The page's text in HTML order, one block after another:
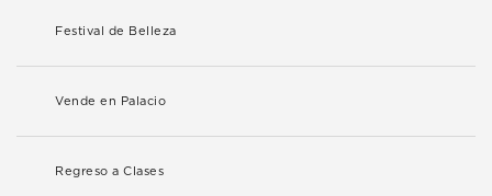
Festival de Belleza
Vende en Palacio
Regreso a Clases